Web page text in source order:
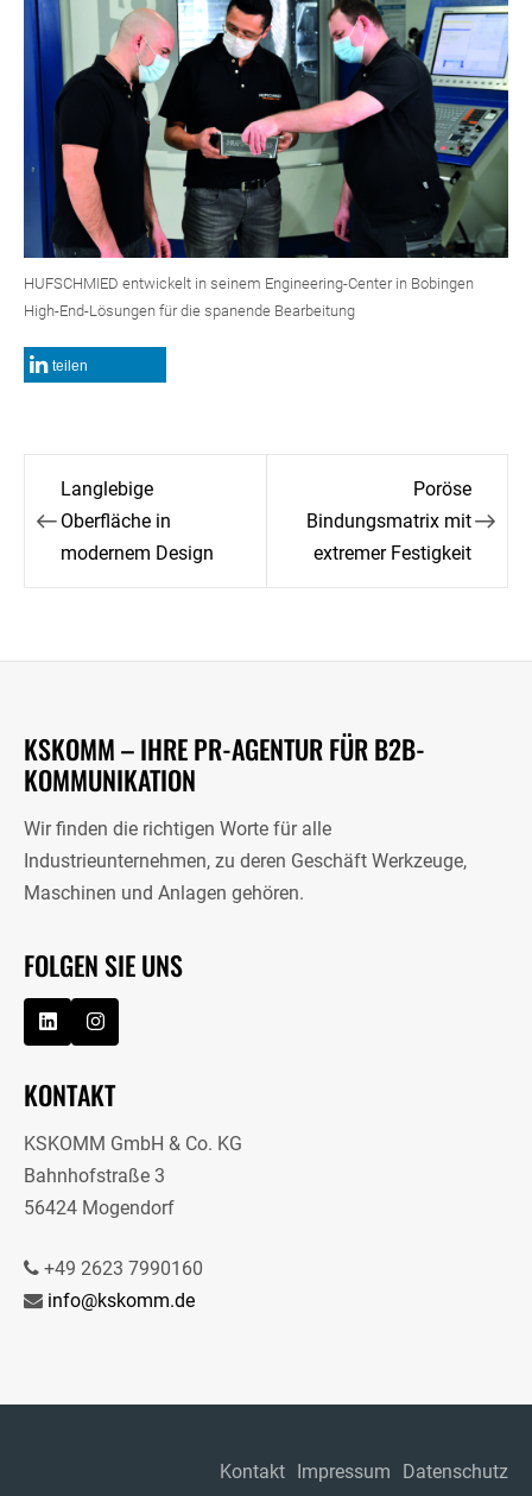
HUFSCHMIED entwickelt in seinem Engineering-Center in Bobingen
High-End-Lösungen für die spanende Bearbeitung
teilen
Beitragsnavigation
Langlebige
Oberfläche in
modernem Design
Poröse
Bindungsmatrix mit
extremer Festigkeit
KSKOMM – IHRE PR-AGENTUR FÜR B2B-
KOMMUNIKATION
Wir finden die richtigen Worte für alle
Industrieunternehmen, zu deren Geschäft Werkzeuge,
Maschinen und Anlagen gehören.
FOLGEN SIE UNS
KONTAKT
KSKOMM GmbH & Co. KG
Bahnhofstraße 3
56424 Mogendorf
+49 2623 7990160
info@kskomm.de
Kontakt Impressum Datenschutz